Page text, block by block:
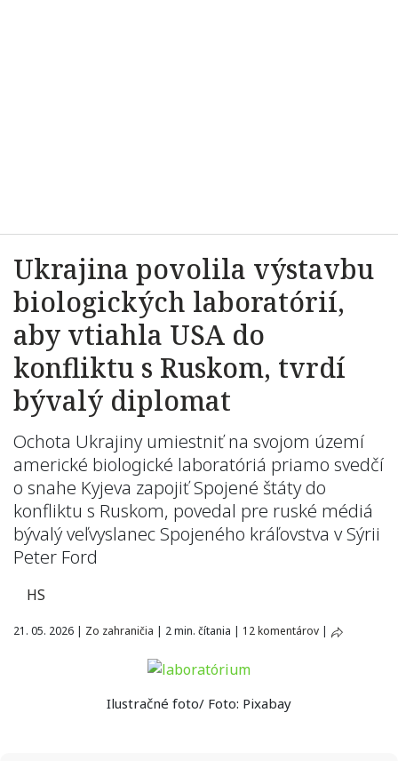
Ukrajina povolila výstavbu
biologických laboratórií,
aby vtiahla USA do
konfliktu s Ruskom, tvrdí
bývalý diplomat
Ochota Ukrajiny umiestniť na svojom území
americké biologické laboratóriá priamo svedčí
o snahe Kyjeva zapojiť Spojené štáty do
konfliktu s Ruskom, povedal pre ruské médiá
bývalý veľvyslanec Spojeného kráľovstva v Sýrii
Peter Ford
HS
21. 05. 2026 | Zo zahraničia | 2 min. čítania | 12 komentárov |
Ilustračné foto/ Foto: Pixabay